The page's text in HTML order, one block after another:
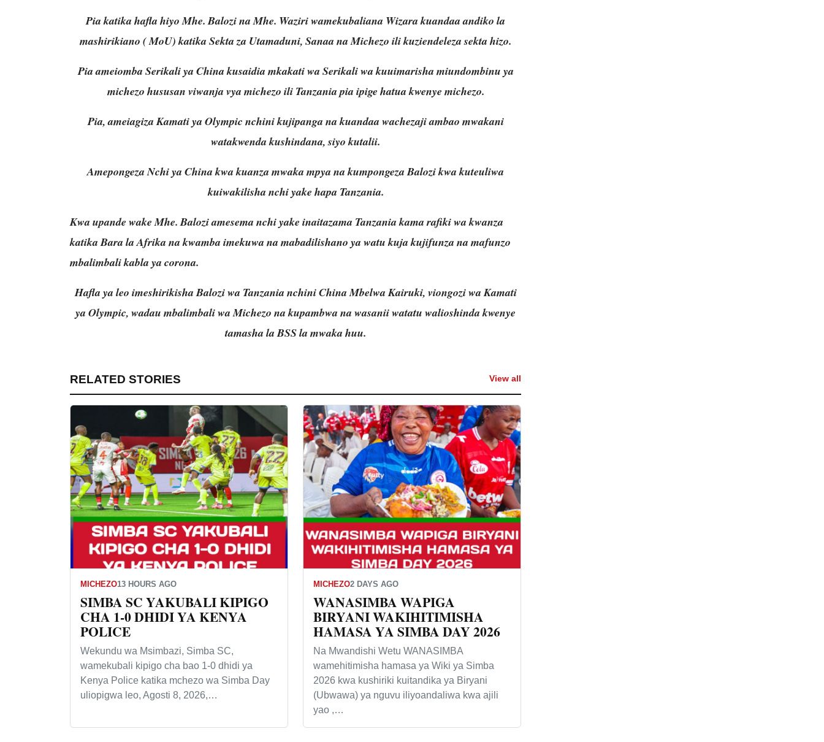
Pia katika hafla hiyo Mhe. Balozi na Mhe. Waziri wamekubaliana Wizara kuandaa andiko la
mashirikiano ( MoU) katika Sekta za Utamaduni, Sanaa na Michezo ili kuziendeleza sekta hizo.
Pia ameiomba Serikali ya China kusaidia mkakati wa Serikali wa kuuimarisha miundombinu ya
michezo hususan viwanja vya michezo ili Tanzania pia ipige hatua kwenye michezo.
Pia, ameiagiza Kamati ya Olympic nchini kujipanga na kuandaa wachezaji ambao mwakani
watakwenda kushindana, siyo kutalii.
Amepongeza Nchi ya China kwa kuanza mwaka mpya na kumpongeza Balozi kwa kuteuliwa
kuiwakilisha nchi yake hapa Tanzania.
Kwa upande wake Mhe. Balozi amesema nchi yake inaitazama Tanzania kama rafiki wa kwanza
katika Bara la Afrika na kwamba imekuwa na mabadilishano ya watu kuja kujifunza na mafunzo
mbalimbali kabla ya corona.
Hafla ya leo imeshirikisha Balozi wa Tanzania nchini China Mbelwa Kairuki, viongozi wa Kamati
ya Olympic, wadau mbalimbali wa Michezo na kupambwa na wasanii watatu walioshinda kwenye
tamasha la BSS la mwaka huu.
RELATED STORIES View all
MICHEZO13 HOURS AGO
SIMBA SC YAKUBALI KIPIGO
CHA 1-0 DHIDI YA KENYA
POLICE
Wekundu wa Msimbazi, Simba SC,
wamekubali kipigo cha bao 1-0 dhidi ya
Kenya Police katika mchezo wa Simba Day
uliopigwa leo, Agosti 8, 2026,…
MICHEZO2 DAYS AGO
WANASIMBA WAPIGA
BIRYANI WAKIHITIMISHA
HAMASA YA SIMBA DAY 2026
Na Mwandishi Wetu WANASIMBA
wamehitimisha hamasa ya Wiki ya Simba
2026 kwa kushiriki kuitandika ya Biryani
(Ubwawa) ya nguvu iliyoandaliwa kwa ajili
yao ,…